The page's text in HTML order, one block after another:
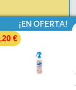
¡EN OFERTA!
favorite_border